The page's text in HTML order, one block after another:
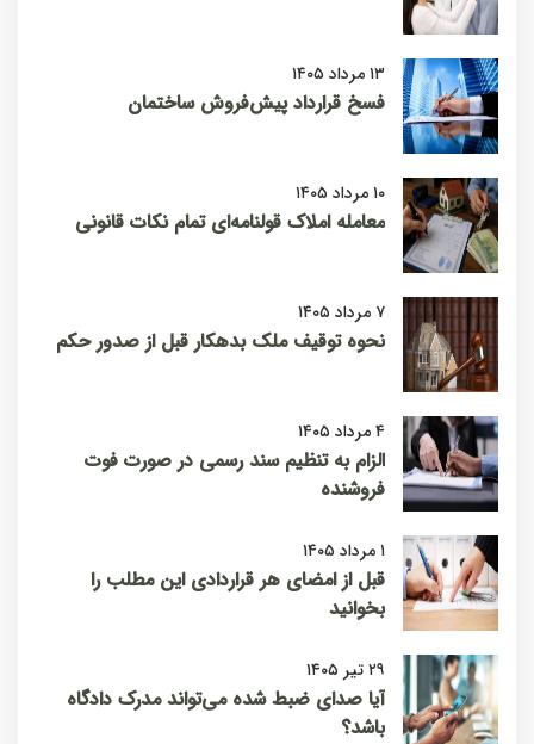
۱۳ مرداد ۱۴۰۵
فسخ قرارداد پیش‌فروش ساختمان
۱۰ مرداد ۱۴۰۵
معامله املاک قولنامه‌ای تمام نکات قانونی
۷ مرداد ۱۴۰۵
نحوه توقیف ملک بدهکار قبل از صدور حکم
۴ مرداد ۱۴۰۵
الزام به تنظیم سند رسمی در صورت فوت
فروشنده
۱ مرداد ۱۴۰۵
قبل از امضای هر قراردادی این مطلب را
بخوانید
۲۹ تیر ۱۴۰۵
آیا صدای ضبط شده می‌تواند مدرک دادگاه
باشد؟